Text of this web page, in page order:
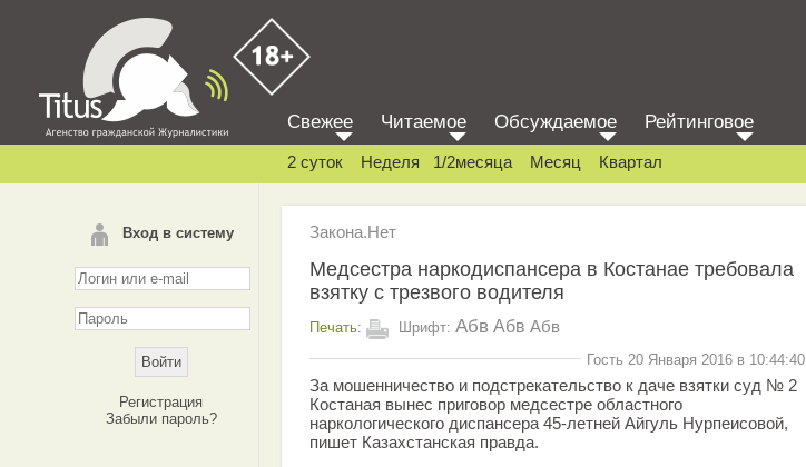
Вход в систему
Регистрация
Забыли пароль?
Свежее Читаемое Обсуждаемое Рейтинговое
2 суток Неделя 1/2месяца Месяц Квартал
Закона.Нет
Медсестра наркодиспансера в Костанае требовала
взятку с трезвого водителя
Печать: Шрифт: Абв Абв Абв
Гость 20 Января 2016 в 10:44:40
За мошенничество и подстрекательство к даче взятки суд № 2
Костаная вынес приговор медсестре областного
наркологического диспансера 45-летней Айгуль Нурпеисовой,
пишет Казахстанская правда.